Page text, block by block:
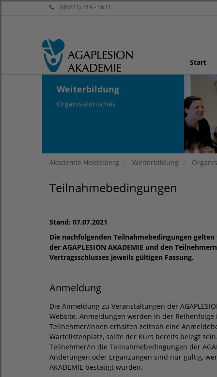
(06221) 319 - 1631
Start
Weiterbildung
Organisatorisches
Akademie Heidelberg Weiterbildung
Teilnahmebedingungen
Stand: 07.07.2021
Die nachfolgenden Teilnahmebedingungen
der AGAPLESION AKADEMIE und den
Vertragsschlusses jeweils gültigen Fassung.
Anmeldung
Die Anmeldung zu Veranstaltungen der
Website. Anmeldungen werden in der
Teilnehmer/innen erhalten zeitnah eine
Wartelistenplatz, sollte der Kurs bereits belegt
Teilnehmer/in die Teilnahmebedingungen der
Änderungen oder Ergänzungen sind nur gültig,
AKADEMIE bestätigt wurden.